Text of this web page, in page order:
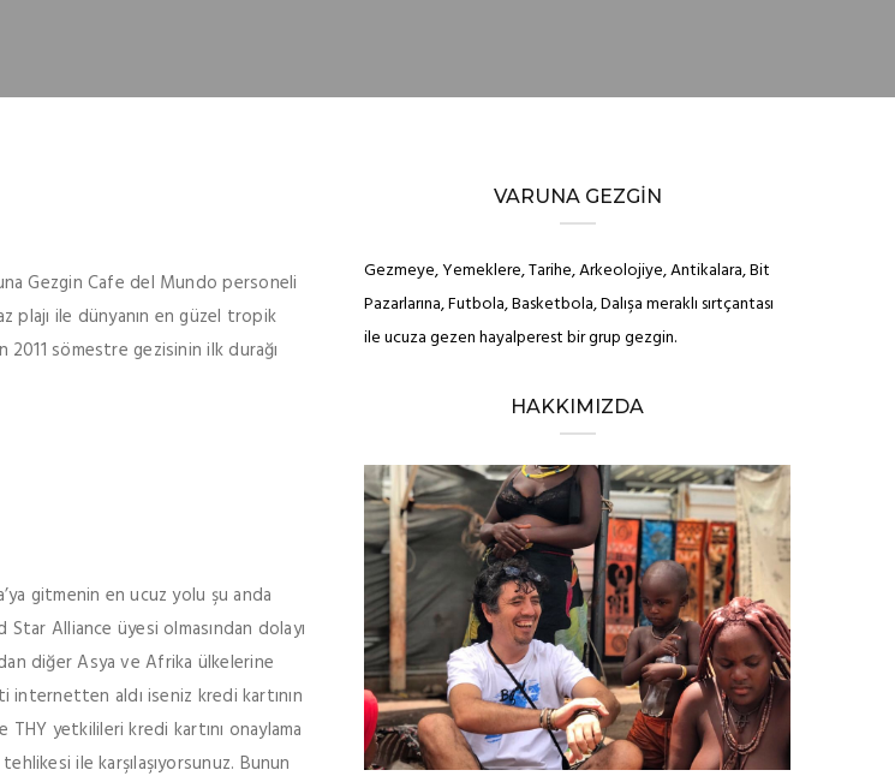
Gezgin Cafe del Mundo personeli
plajı ile dünyanın en güzel tropik
2011 sömestre gezisinin ilk durağı
gitmenin en ucuz yolu şu anda
Star Alliance üyesi olmasından dolayı
diğer Asya ve Afrika ülkelerine
internetten aldı iseniz kredi kartının
yetkilileri kredi kartını onaylama
ile karşılaşıyorsunuz. Bunun
VARUNA GEZGIN
Gezmeye, Yemeklere, Tarihe, Arkeolojiye, Antikalara, Bit
Pazarlarına, Futbola, Basketbola, Dalışa meraklı sırtçantası
ile ucuza gezen hayalperest bir grup gezgin.
HAKKIMIZDA